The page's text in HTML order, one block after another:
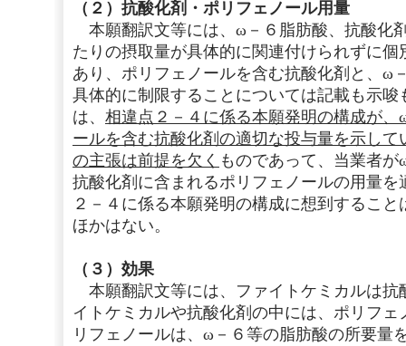
（２）抗酸化剤・ポリフェノール用量
本願翻訳文等には、ω－６脂肪酸、抗酸化
たりの摂取量が具体的に関連付けられずに
あり、ポリフェノールを含む抗酸化剤と、ω
具体的に制限することについては記載も示
は、 相違点２－４に係る本願発明の構成が
ールを含む抗酸化剤の適切な投与量を示し
の主張は前提を欠く ものであって、当業者
抗酸化剤に含まれるポリフェノールの用量
２－４に係る本願発明の構成に想到するこ
ほかはない。
（３）効果
本願翻訳文等には、ファイトケミカルは抗
イトケミカルや抗酸化剤の中には、ポリフ
リフェノールは、ω－６等の脂肪酸の所要量